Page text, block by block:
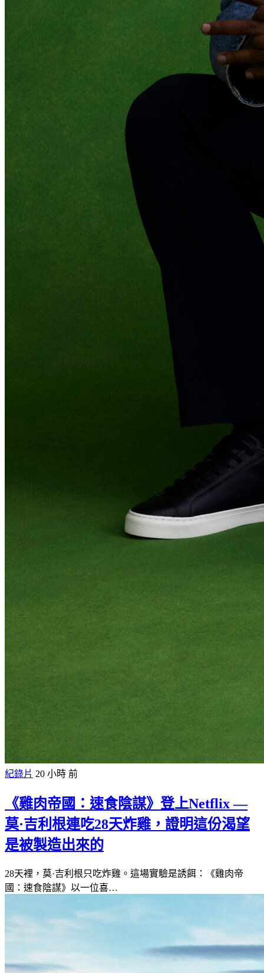
紀錄片 20 小時 前
《雞肉帝國：速食陰謀》登上Netflix —
莫·吉利根連吃28天炸雞，證明這份渴望
是被製造出來的
28天裡，莫·吉利根只吃炸雞。這場實驗是誘餌：《雞肉帝
國：速食陰謀》以一位喜…